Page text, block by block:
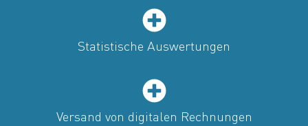
Statistische Auswertungen
Versand von digitalen Rechnungen